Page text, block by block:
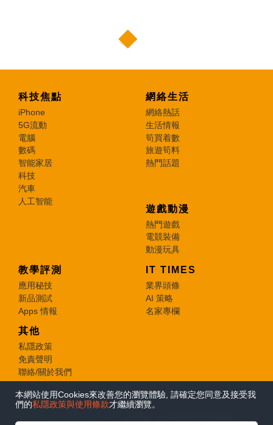
本網站使用Cookies來改善您的瀏覽體驗, 請確定您同意及接受我
們的私隱政策與使用條款才繼續瀏覽。
科技焦點
iPhone
5G流動
電腦
數碼
智能家居
科技
汽車
人工智能
網絡生活
網絡熱話
生活情報
筍買着數
旅遊筍料
熱門話題
遊戲動漫
熱門遊戲
電競裝備
動漫玩具
教學評測
應用秘技
新品測試
Apps 情報
IT TIMES
業界頭條
AI 策略
名家專欄
其他
私隱政策
免責聲明
聯絡/關於我們
© 2026 e-zone. All Rights Reserved.